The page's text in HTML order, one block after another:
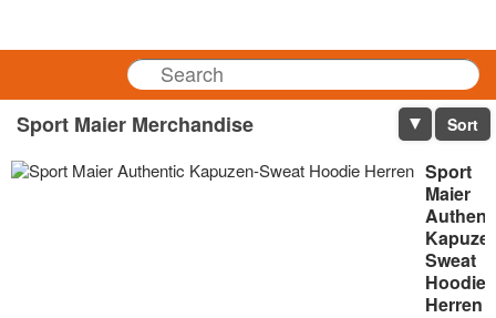
Sport Maier Merchandise Sort
Sport
Maier
Sweat
Hoodie
Herren